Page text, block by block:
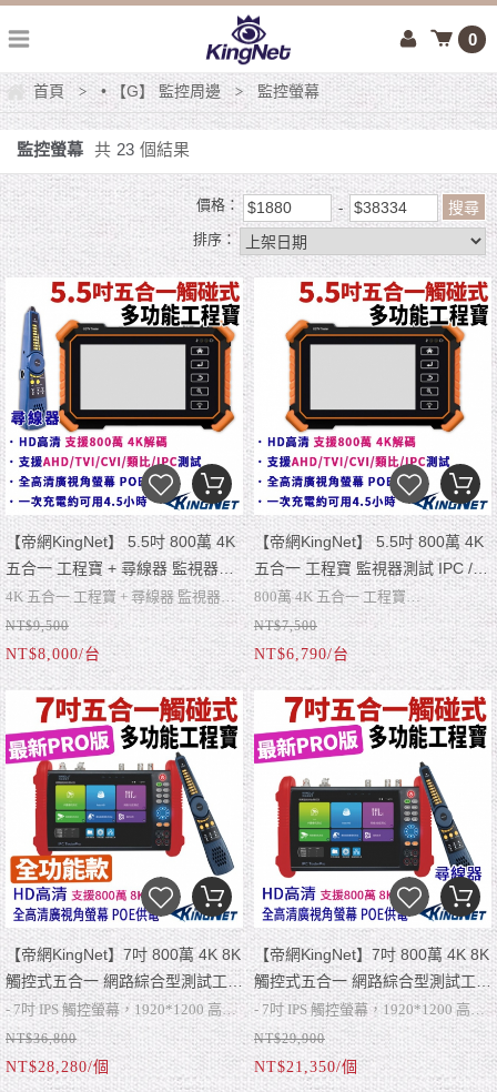
0
首頁 > • 【G】 監控周邊 > 監控螢幕
監控螢幕 共 23 個結果
價格：
排序：
【帝網KingNet】 5.5吋 800萬 4K
五合一 工程寶 + 尋線器 監視器測
試 IPC / AHD / TVI / CVI / CVBS
IP網路攝影機測試
4K 五合一 工程寶 + 尋線器 監視器測
試
NT$9,500
NT$8,000/台
【帝網KingNet】 5.5吋 800萬 4K
五合一 工程寶 監視器測試 IPC /
AHD / TVI / CVI / CVBS IP網路攝
影機測試
800萬 4K 五合一 工程寶
監視器測試 IPC / AHD / TVI / CVI /
CVBS IP網路攝影機
NT$7,500
NT$6,790/台
【帝網KingNet】7吋 800萬 4K 8K
觸控式五合一 網路綜合型測試工程
寶 全功能版 尋線器 工程寶 KN-
9900H PRO
- 7吋 IPS 觸控螢幕，1920*1200 高螢
幕解析度。
- 4K HD 輸入/輸出顯示測試。
NT$36,800
NT$28,280/個
【帝網KingNet】7吋 800萬 4K 8K
觸控式五合一 網路綜合型測試工程
寶 標準版 尋線器 工程寶 KN-
9900C PRO
- 7吋 IPS 觸控螢幕，1920*1200 高螢
幕解析度。
- 4K HD 輸入/輸出顯示測試。
NT$29,900
NT$21,350/個